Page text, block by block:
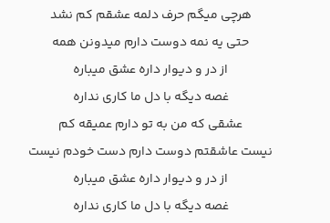
هرچی میگم حرف دلمه عشقم کم نشد
حتی یه نمه دوست دارم میدونن همه
از در و دیوار داره عشق میباره
غصه دیگه با دل ما کاری نداره
عشقی که من به تو دارم عمیقه کم
نیست عاشقتم دوست دارم دست خودم نیست
از در و دیوار داره عشق میباره
غصه دیگه با دل ما کاری نداره